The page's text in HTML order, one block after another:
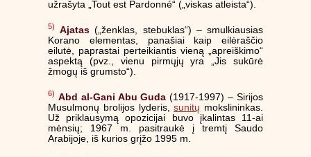
užrašyta „Tout est Pardonné“ („viskas atleista“).
5) Ajatas („ženklas, stebuklas“) – smulkiausias
Korano elementas, panašiai kaip eilėraščio
eilutė, paprastai perteikiantis vieną „apreiškimo“
aspektą (pvz., vienu pirmųjų yra „Jis sukūrė
žmogų iš grumsto“).
6) Abd al-Gani Abu Guda (1917-1997) – Sirijos
Musulmonų brolijos lyderis,sunitų mokslininkas.
Už priklausymą opozicijai buvo įkalintas 11-ai
mėnsių; 1967 m. pasitraukė į tremtį Saudo
Arabijoje, iš kurios grįžo 1995 m.